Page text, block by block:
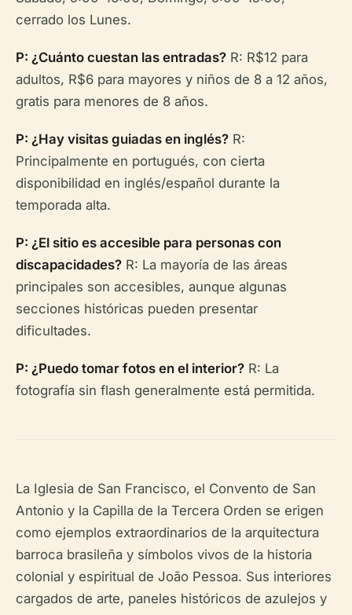
cerrado los Lunes.
P: ¿Cuánto cuestan las entradas? R: R$12 para
adultos, R$6 para mayores y niños de 8 a 12 años,
gratis para menores de 8 años.
P: ¿Hay visitas guiadas en inglés? R:
Principalmente en portugués, con cierta
disponibilidad en inglés/español durante la
temporada alta.
P: ¿El sitio es accesible para personas con
discapacidades? R: La mayoría de las áreas
principales son accesibles, aunque algunas
secciones históricas pueden presentar
dificultades.
P: ¿Puedo tomar fotos en el interior? R: La
fotografía sin flash generalmente está permitida.
La Iglesia de San Francisco, el Convento de San
Antonio y la Capilla de la Tercera Orden se erigen
como ejemplos extraordinarios de la arquitectura
barroca brasileña y símbolos vivos de la historia
colonial y espiritual de João Pessoa. Sus interiores
cargados de arte, paneles históricos de azulejos y